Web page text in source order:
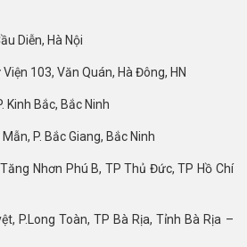
Diễn, Hà Nội
103, Văn Quán, Hà Đông, HN
Kinh Bắc, Bắc Ninh
P. Bắc Giang, Bắc Ninh
Nhơn Phú B, TP Thủ Đức, TP Hồ Chí
P.Long Toàn, TP Bà Rịa, Tỉnh Bà Rịa –